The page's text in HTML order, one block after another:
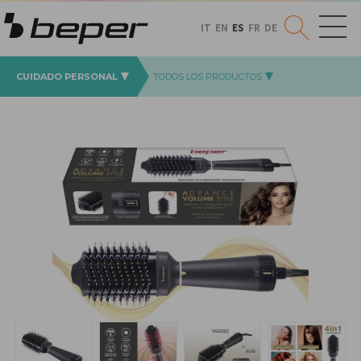
IT EN ES FR DE
CUIDADO PERSONAL TODOS LOS PRODUCTOS